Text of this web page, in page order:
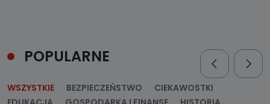
POPULARNE
WSZYSTKIE BEZPIECZEŃSTWO
CIEKAWOSTKI